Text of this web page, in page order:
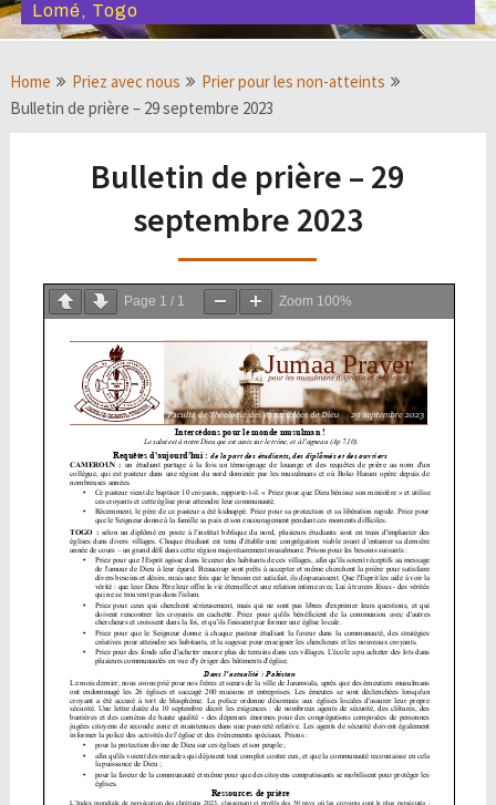
Lomé, Togo
Home Priez avec nous
Prier pour les non-atteints
Bulletin de prière – 29 septembre 2023
Bulletin de prière – 29
septembre 2023
Page 1 / 1 Zoom 100%